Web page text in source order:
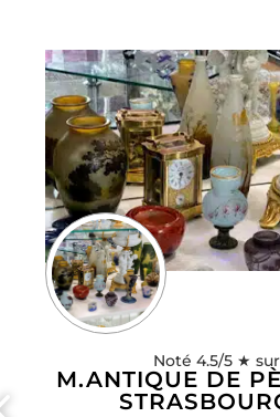
Noté 4.5/5 ★
M.ANTIQUE DE